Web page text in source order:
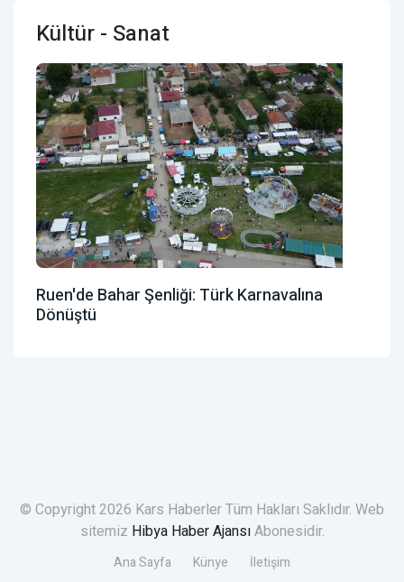
Kültür - Sanat
Ruen'de Bahar Şenliği: Türk Karnavalına
Dönüştü
© Copyright 2026 Kars Haberler Tüm Hakları Saklıdır. Web
sitemiz Hibya Haber AjansıAbonesidir.
Ana Sayfa Künye İletişim